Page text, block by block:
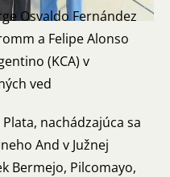
Osvaldo Fernández
a Felipe Alonso
(KCA) v
ved
nachádzajúca sa
And v Južnej
Bermejo, Pilcomayo,